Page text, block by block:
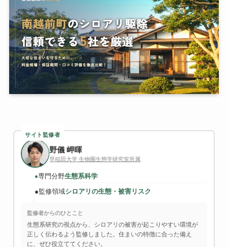
サイト監修者
野儀 岬暉
早稲田大学 生物圏生態学研究室所属
●専門分野生態系科学
●監修領域シロアリの生態・被害リスク
監修者からのひとこと
生態系研究の視点から、シロアリの被害が起こりやすい環境が
正しく伝わるよう監修しました。住まいの特徴に合った備え
に、ぜひ役立ててください。